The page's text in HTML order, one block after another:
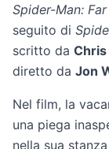
Spider-Man:
seguito di
scritto da Chris
diretto da Jon
Nel film, la
una piega
nella sua